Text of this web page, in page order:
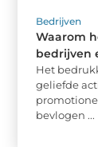
Bedrijven
Waarom
bedrijven
Het
geliefde
bevlogen ...